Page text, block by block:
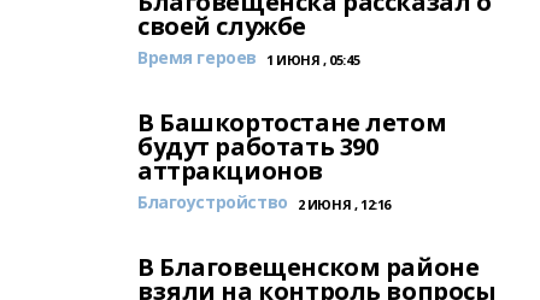
своей службе
Время героев 1 ИЮНЯ , 05:45
В Башкортостане летом
будут работать 390
аттракционов
Благоустройство 2 ИЮНЯ , 12:16
В Благовещенском районе
взяли на контроль вопросы